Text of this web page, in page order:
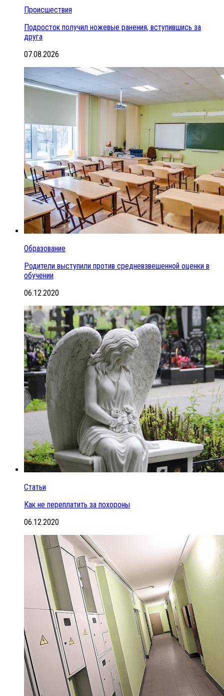
Происшествия
Подросток получил ножевые ранения, вступившись за
друга
07.08.2026
Образование
Родители выступили против средневзвешенной оценки в
обучении
06.12.2020
Статьи
Как не переплатить за похороны
06.12.2020